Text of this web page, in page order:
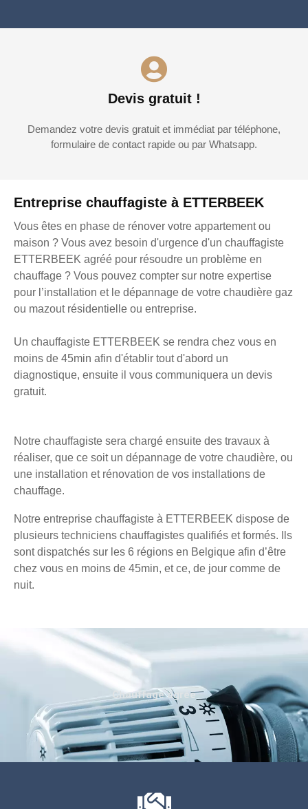
Entreprise chauffagiste à ETTERBEEK
Vous êtes en phase de rénover votre appartement ou
maison ? Vous avez besoin d'urgence d'un chauffagiste
ETTERBEEK agréé pour résoudre un problème en
chauffage ? Vous pouvez compter sur notre expertise
pour l’installation et le dépannage de votre chaudière gaz
ou mazout résidentielle ou entreprise.
Un chauffagiste ETTERBEEK se rendra chez vous en
moins de 45min afin d'établir tout d'abord un
diagnostique, ensuite il vous communiquera un devis
gratuit.
Notre chauffagiste sera chargé ensuite des travaux à
réaliser, que ce soit un dépannage de votre chaudière, ou
une installation et rénovation de vos installations de
chauffage.
Notre entreprise chauffagiste à ETTERBEEK dispose de
plusieurs techniciens chauffagistes qualifiés et formés. Ils
sont dispatchés sur les 6 régions en Belgique afin d’être
chez vous en moins de 45min, et ce, de jour comme de
nuit.
Devis gratuit !
Demandez votre devis gratuit et immédiat par téléphone,
formulaire de contact rapide ou par Whatsapp.
Chauffage agréé